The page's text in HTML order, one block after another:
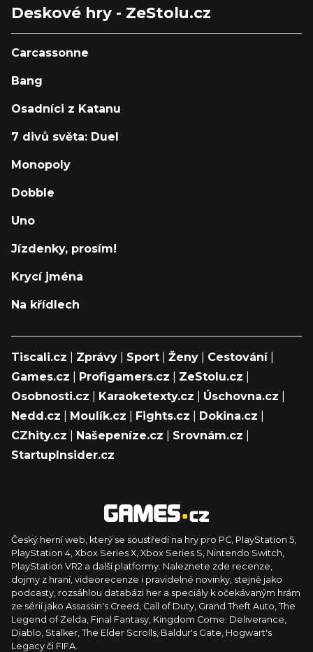
Deskové hry - ZeStolu.cz
Carcassonne
Bang
Osadníci z Katanu
7 divů světa: Duel
Monopoly
Dobble
Uno
Jízdenky, prosím!
Krycí jména
Na křídlech
Tiscali.cz Zprávy Sport Ženy Cestování|
Games.cz
Profigamers.cz ZeStolu.cz
Osobnosti.cz
Karaoketexty.cz Úschovna.cz
Nedd.cz
Moulík.cz Fights.cz Dokina.cz
CZhity.cz
Našepeníze.cz Srovnám.cz
StartupInsider.cz
Český herní web, který se soustředí na hry pro PC, PlayStation 5,
PlayStation 4, Xbox Series X, Xbox Series S, Nintendo Switch,
PlayStation VR2 a další platformy. Naleznete zde recenze,
dojmy z hraní, videorecenze i pravidelné novinky, stejně jako
podcasty, rozsáhlou databázi her a speciály k očekávaným hrám
ze sérií jako Assassin's Creed, Call of Duty, Grand Theft Auto, The
Legend of Zelda, Final Fantasy, Kingdom Come: Deliverance,
Diablo, Stalker, The Elder Scrolls, Baldur's Gate, Hogwart's
Legacy či FIFA.